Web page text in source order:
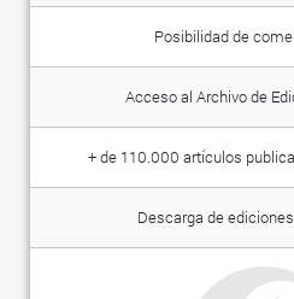
Posibilidad de
Acceso al Archivo de
+ de 110.000 artículos
Descarga de